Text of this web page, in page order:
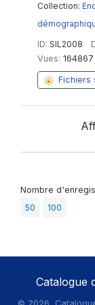
Collection:
ID: SIL2008
Vues: 164867
Fichiers
Nombre
50
100
Catalogue